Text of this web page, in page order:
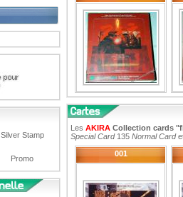
Silver Stamp
Promo
Les AKIRA Collection cards
Special Card135 Normal Card
001